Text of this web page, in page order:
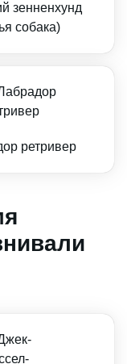
зенненхунд
собака)
ретривер